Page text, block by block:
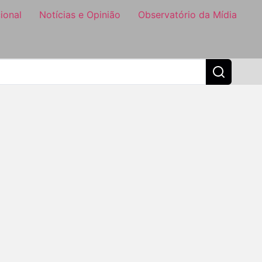
Notícias e Opinião Observatório da Mídia